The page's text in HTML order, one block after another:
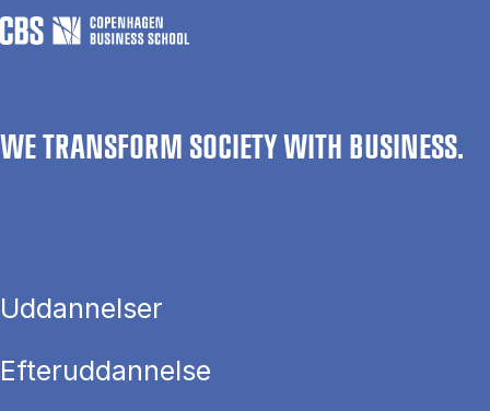
WE TRANSFORM SOCIETY WITH BUSINESS.
Uddannelser
Efteruddannelse